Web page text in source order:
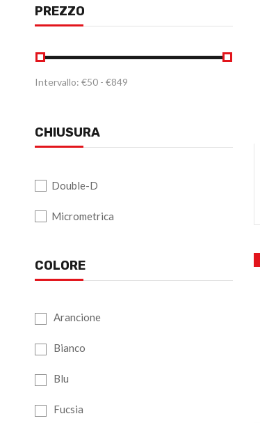
PREZZO
Intervallo: €50 - €849
CHIUSURA
Double-D
Micrometrica
COLORE
Arancione
Bianco
Blu
Fucsia